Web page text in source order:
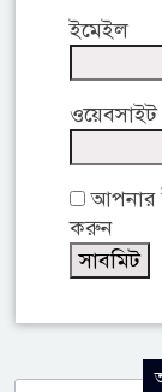
ইমেইল
ওয়েবসাইট
আপনার
করুন